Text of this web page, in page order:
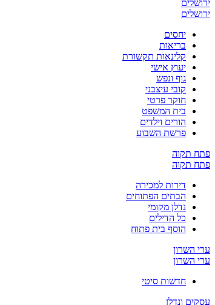
ירושלים
ירושלים
יחסים
בריאות
קלינאות תקשורת
יעוץ אישי
גוף ונפש
קובי עיצבני
חוקר פרטי
בית המשפט
הורים וילדים
פרשת השבוע
פתח תקוה
פתח תקוה
דירות למכירה
הבתים הפתוחים
נדלן מקומי
כל הדילים
הוסף בית פתוח
ערי השרון
ערי השרון
חדשות סיטי
עסקים ונדלן